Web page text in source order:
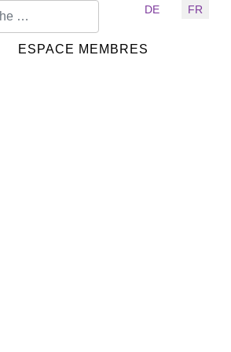
Sélectionnez votre langue
DE FR
ESPACE MEMBRES